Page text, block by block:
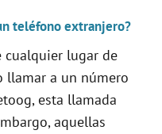
teléfono extranjero?
cualquier lugar de
llamar a un número
esta llamada
aquellas